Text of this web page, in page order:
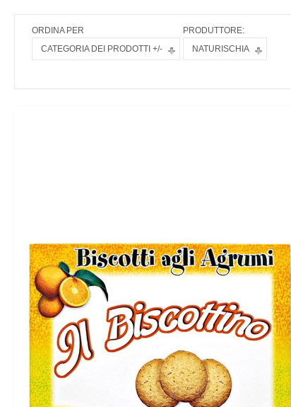
ORDINA PER
CATEGORIA DEI PRODOTTI +/-
PRODUTTORE:
NATURISCHIA